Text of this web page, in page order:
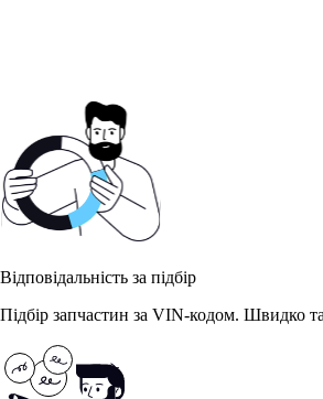
Відповідальність за підбір
Підбір запчастин за VIN-кодом. Швидко